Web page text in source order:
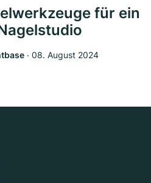
für ein
‧ 08. August 2024